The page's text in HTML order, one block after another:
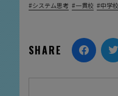
システム思考 一貫校 中学校
SHARE